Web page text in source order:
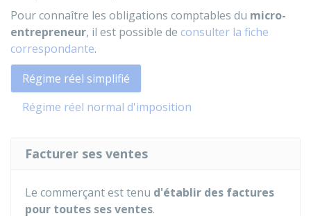
Pour connaître les obligations comptables du micro-
entrepreneur, il est possible de consulter la fiche
correspondante.
Régime réel simplifié
Régime réel normal d'imposition
Facturer ses ventes
Le commerçant est tenu d'établir des factures
pour toutes ses ventes.